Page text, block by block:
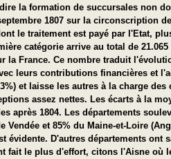
la formation de succursales non
1807 sur la circonscription
le traitement est payé par l'Etat,
catégorie arrive au total de
la France. Ce nombre traduit
leurs contributions financières et
et laisse les autres à la charge
assez nettes. Les écarts à la
après 1804. Les départements
Vendée et 85% du Maine-et-Loire
évidente. D'autres départements ont
fait le plus d'effort, citons l'Aisne où